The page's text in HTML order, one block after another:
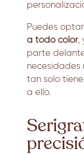
Puedes
a todo color,
parte
necesidades
tan solo
a ello.